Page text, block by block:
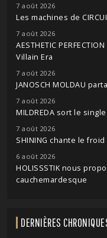
7 août 2026
Les machines de
7 août 2026
AESTHETIC
Villain Era
7 août 2026
JANOSCH MOLDAU
7 août 2026
MILDREDA sort le
7 août 2026
SHINING chante le
6 août 2026
HOLISSSTIK nous
cauchemardesque
DERNIÈRES